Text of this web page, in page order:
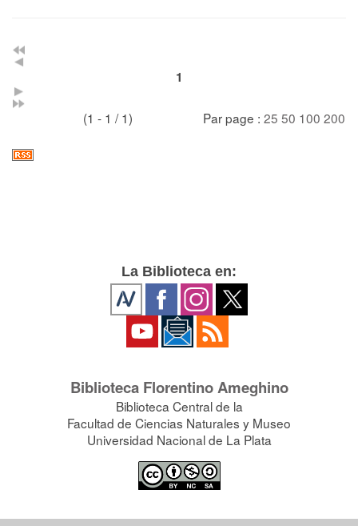
1
(1 - 1 / 1) Par page : 25 50 100 200
La Biblioteca en:
Biblioteca Florentino Ameghino
Biblioteca Central de la
Facultad de Ciencias Naturales y Museo
Universidad Nacional de La Plata